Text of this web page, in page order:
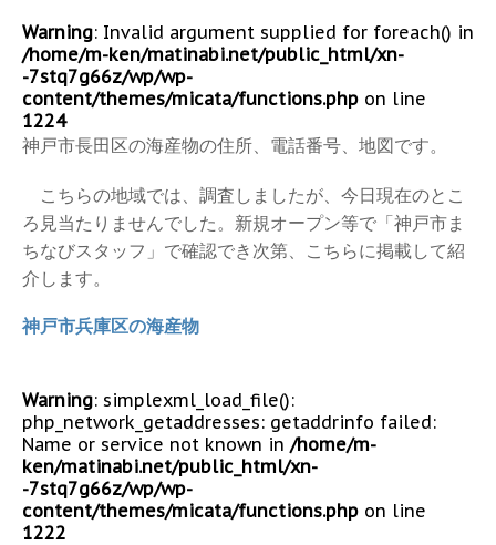
Warning: Invalid argument supplied for foreach() in
/home/m-ken/matinabi.net/public_html/xn-
-7stq7g66z/wp/wp-
content/themes/micata/functions.php on line
1224
神戸市長田区の海産物の住所、電話番号、地図です。
こちらの地域では、調査しましたが、今日現在のとこ
ろ見当たりませんでした。新規オープン等で「神戸市ま
ちなびスタッフ」で確認でき次第、こちらに掲載して紹
介します。
神戸市兵庫区の海産物
Warning: simplexml_load_file():
php_network_getaddresses: getaddrinfo failed:
Name or service not known in /home/m-
ken/matinabi.net/public_html/xn-
-7stq7g66z/wp/wp-
content/themes/micata/functions.php on line
1222